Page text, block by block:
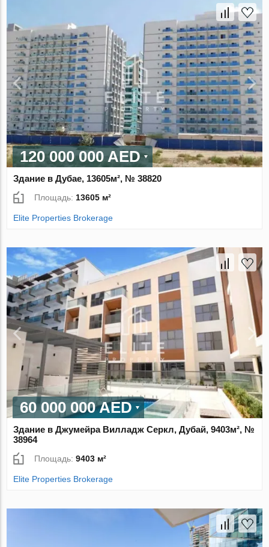
120 000 000 AED
Здание в Дубае, 13605м², № 38820
Площадь:13605 м²
Elite Properties Brokerage
60 000 000 AED
Здание в Джумейра Вилладж Серкл, Дубай, 9403м², №
38964
Площадь:9403 м²
Elite Properties Brokerage